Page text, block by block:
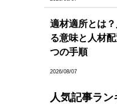
適材適所とは
る意味と人材
つの手順
2026/08/07
人気記事ラン